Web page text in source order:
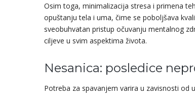
Osim toga, minimalizacija stresa i primena
opuštanju tela i uma, čime se poboljšava
sveobuhvatan pristup očuvanju mentalnog
ciljeve u svim aspektima života.
Nesanica: posledice
Potreba za spavanjem varira u zavisnosti od